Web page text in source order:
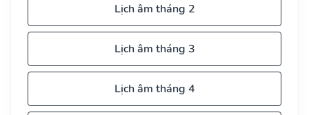
Lịch âm tháng 2
Lịch âm tháng 3
Lịch âm tháng 4